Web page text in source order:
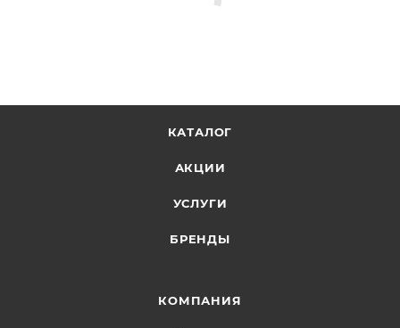
КАТАЛОГ
АКЦИИ
УСЛУГИ
БРЕНДЫ
КОМПАНИЯ